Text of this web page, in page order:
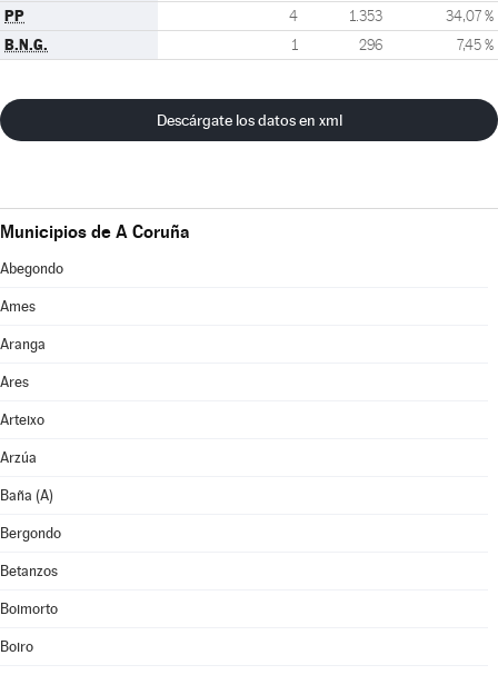
PP 4 1.353 34,07 %
B.N.G. 1 296 7,45 %
Descárgate los datos en xml
Municipios de A Coruña
Abegondo
Ames
Aranga
Ares
Arteixo
Arzúa
Baña (A)
Bergondo
Betanzos
Boimorto
Boiro